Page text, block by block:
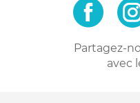
Partagez-
avec